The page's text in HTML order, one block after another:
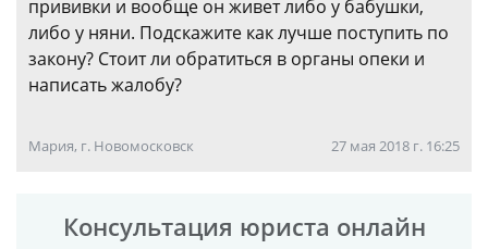
прививки и вообще он живет либо у бабушки,
либо у няни. Подскажите как лучше поступить по
закону? Стоит ли обратиться в органы опеки и
написать жалобу?
Мария, г. Новомосковск 27 мая 2018 г. 16:25
Консультация юриста онлайн